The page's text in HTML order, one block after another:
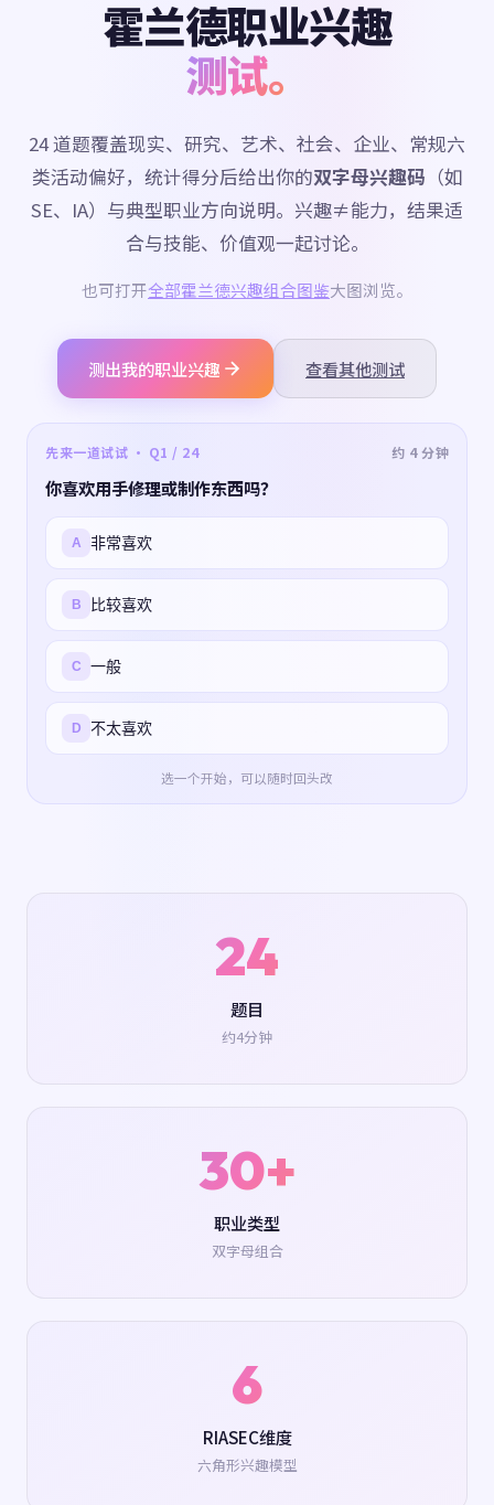
霍兰德职业兴趣
测试。
24 道题覆盖现实、研究、艺术、社会、企业、常规六
类活动偏好，统计得分后给出你的双字母兴趣码 （如
SE、IA）与典型职业方向说明。兴趣≠能力，结果适
合与技能、价值观一起讨论。
也可打开全部霍兰德兴趣组合图鉴大图浏览。
测出我的职业兴趣 查看其他测试
先来一道试试 · Q1 / 24 约 4 分钟
你喜欢用手修理或制作东西吗？
A 非常喜欢
B 比较喜欢
C 一般
D 不太喜欢
选一个开始，可以随时回头改
24
题目
约4分钟
30+
职业类型
双字母组合
6
RIASEC维度
六角形兴趣模型